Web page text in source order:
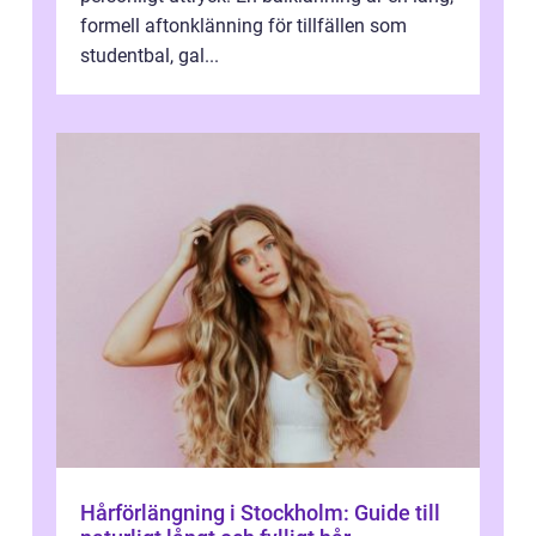
formell aftonklänning för tillfällen som
studentbal, gal...
Hårförlängning i Stockholm: Guide till